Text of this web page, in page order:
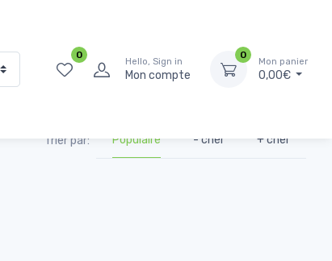
0
Hello, Sign in
Mon compte
0
Mon panier
0,00€
Trier par: Populaire - cher + cher